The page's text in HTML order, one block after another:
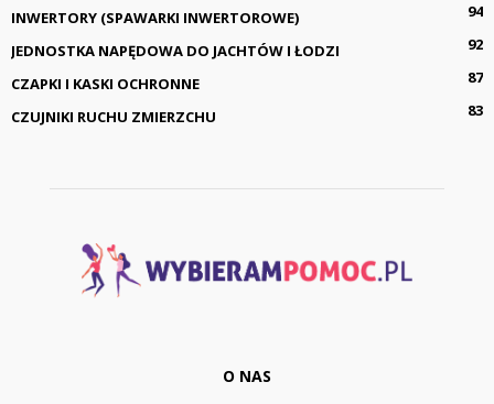
INWERTORY (SPAWARKI INWERTOROWE)
94
JEDNOSTKA NAPĘDOWA DO JACHTÓW I ŁODZI
92
CZAPKI I KASKI OCHRONNE
87
CZUJNIKI RUCHU ZMIERZCHU
83
O NAS